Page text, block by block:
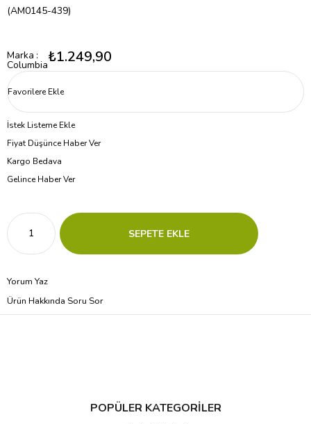
(AM0145-439)
Marka :
Columbia₺1.249,90
Favorilere Ekle
İstek Listeme Ekle
Fiyat Düşünce Haber Ver
Kargo Bedava
Gelince Haber Ver
Yorum Yaz
Ürün Hakkında Soru Sor
POPÜLER KATEGORİLER